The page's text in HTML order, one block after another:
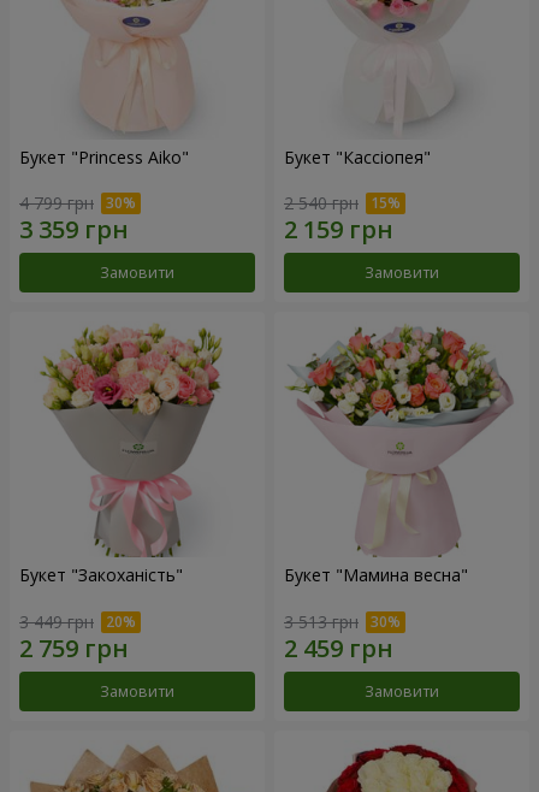
Букет "Princess Aiko"
4 799 грн
Замовити
Букет "Кассіопея"
2 540 грн
Замовити
Букет "Закоханість"
3 449 грн
Замовити
Букет "Мамина весна"
3 513 грн
Замовити